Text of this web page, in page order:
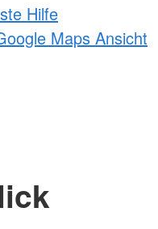
Hilfe
Maps Ansicht